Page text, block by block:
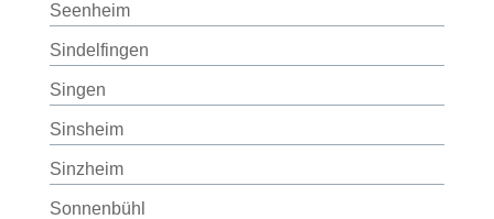
Seenheim
Sindelfingen
Singen
Sinsheim
Sinzheim
Sonnenbühl